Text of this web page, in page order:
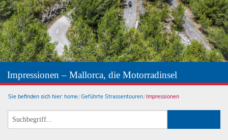
Impressionen – Mallorca, die Motorradinsel
Sie befinden sich hier: home Geführte Strassentouren Impressionen